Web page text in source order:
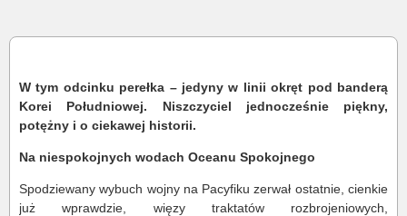
W tym odcinku perełka – jedyny w linii okręt pod banderą
Korei Południowej. Niszczyciel jednocześnie piękny,
potężny i o ciekawej historii.
Na niespokojnych wodach Oceanu Spokojnego
Spodziewany wybuch wojny na Pacyfiku zerwał ostatnie, cienkie
już wprawdzie, więzy traktatów rozbrojeniowych,